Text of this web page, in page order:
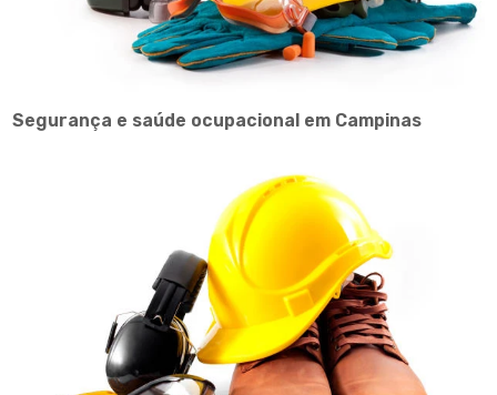
Segurança e saúde ocupacional em Campinas